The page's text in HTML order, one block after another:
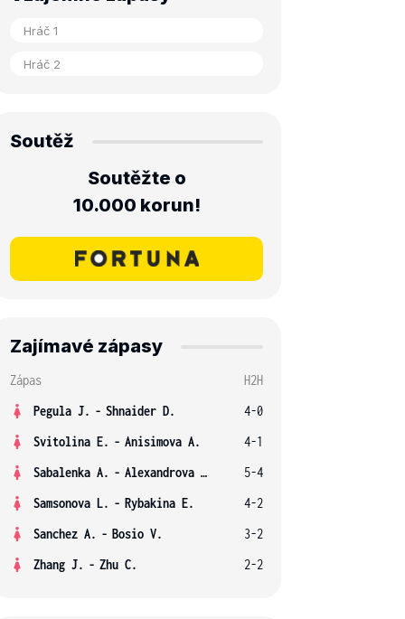
Soutěž
Soutěžte o
10.000 korun!
Zajímavé zápasy
Zápas
H2H
Pegula J. - Shnaider D.
4-0
Svitolina E. - Anisimova A.
4-1
Sabalenka A. - Alexandrova E.
5-4
Samsonova L. - Rybakina E.
4-2
Sanchez A. - Bosio V.
3-2
Zhang J. - Zhu C. 2-2